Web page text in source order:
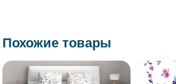
Похожие товары